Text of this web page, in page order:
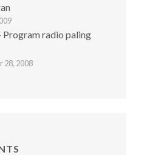
Program radio paling
28, 2008